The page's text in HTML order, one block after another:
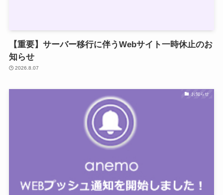
【重要】サーバー移行に伴うWebサイト一時休止のお
知らせ
2026.8.07
お知らせ